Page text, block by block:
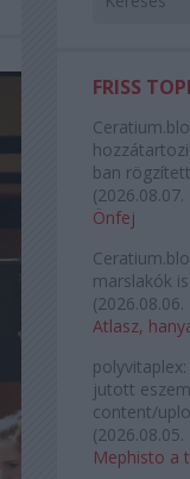
FRISS
ban
(2026.08.07.
Önfej
marslakók
(2026.08.06.
Atlasz,
polyvitaplex:
jutott
content/
(2026.08.05.
Mephisto a